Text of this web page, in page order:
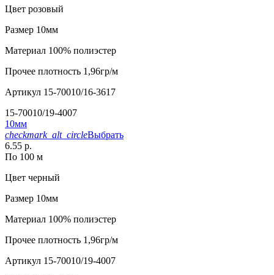
Цвет розовый
Размер 10мм
Материал 100% полиэстер
Прочее плотность 1,96гр/м
Артикул 15-70010/16-3617
15-70010/19-4007
10мм
checkmark_alt_circleВыбрать
6.55 р.
По 100 м
Цвет черный
Размер 10мм
Материал 100% полиэстер
Прочее плотность 1,96гр/м
Артикул 15-70010/19-4007